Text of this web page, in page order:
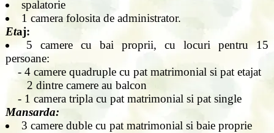
spalatorie
1 camera folosita de administrator.
Etaj:
5 camere cu bai proprii, cu locuri pentru 15
persoane:
- 4 camere quadruple cu pat matrimonial si pat etajat
2 dintre camere au balcon
- 1 camera tripla cu pat matrimonial si pat single
Mansarda:
3 camere duble cu pat matrimonial si baie proprie